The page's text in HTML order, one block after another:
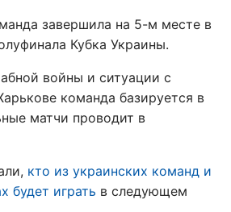
завершила на 5-м месте в
Кубка Украины.
войны и ситуации с
команда базируется в
матчи проводит в
кто из украинских команд и
будет играть в следующем